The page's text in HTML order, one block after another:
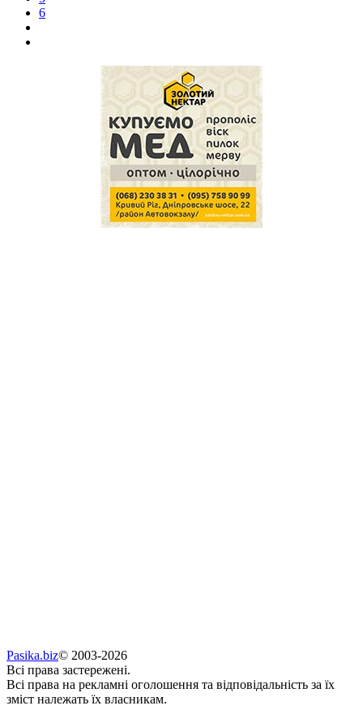
6
Pasika.biz© 2003-2026
Всі права застережені.
Всі права на рекламні оголошення та відповідальність за їх
зміст належать їх власникам.